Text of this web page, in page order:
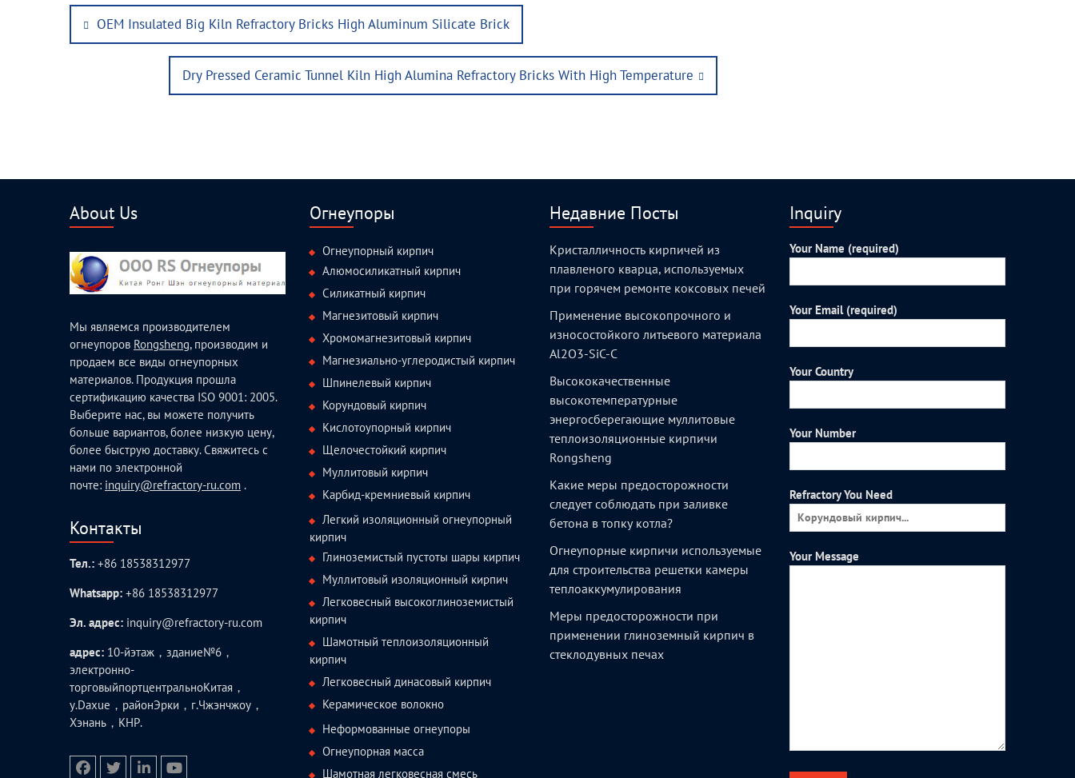
Post
navigation
Previous
post:
OEM Insulated Big Kiln Refractory Bricks High Aluminum Silicate Brick
Next
post:
Dry Pressed Ceramic Tunnel Kiln High Alumina Refractory Bricks With High Temperature
About Us
Мы являемся производителем
огнеупоров Rongsheng, производим и
продаем все виды огнеупорных
материалов. Продукция прошла
сертификацию качества ISO 9001: 2005.
Выберите нас, вы можете получить
больше вариантов, более низкую цену,
более быструю доставку. Свяжитесь с
нами по электронной
почте: inquiry@refractory-ru.com .
Контакты
Тел.: +86 18538312977
Whatsapp: +86 18538312977
Эл. адрес: inquiry@refractory-ru.com
адрес: 10-йэтаж，здание№6，
электронно-
торговыйпортцентральноКитая，
у.Daxue，районЭрки，г.Чжэнчжоу，
Хэнань，КНР.
Огнеупоры
Огнеупорный кирпич
Алюмосиликатный кирпич
Силикатный кирпич
Магнезитовый кирпич
Хромомагнезитовый кирпич
Магнезиально-углеродистый кирпич
Шпинелевый кирпич
Корундовый кирпич
Кислотоупорный кирпич
Щелочестойкий кирпич
Муллитовый кирпич
Карбид-кремниевый кирпич
Легкий изоляционный огнеупорный
кирпич
Глиноземистый пустоты шары кирпич
Муллитовый изоляционный кирпич
Легковесный высокоглиноземистый
кирпич
Шамотный теплоизоляционный
кирпич
Легковесный динасовый кирпич
Керамическое волокно
Неформованные огнеупоры
Огнеупорная масса
Шамотная легковесная смесь
Недавние Посты
Кристалличность кирпичей из
плавленого кварца, используемых
при горячем ремонте коксовых печей
Применение высокопрочного и
износостойкого литьевого материала
Al2O3-SiC-C
Высококачественные
высокотемпературные
энергосберегающие муллитовые
теплоизоляционные кирпичи
Rongsheng
Какие меры предосторожности
следует соблюдать при заливке
бетона в топку котла?
Огнеупорные кирпичи используемые
для строительства решетки камеры
теплоаккумулирования
Меры предосторожности при
применении глиноземный кирпич в
стеклодувных печах
Inquiry
Your Name (required)
Your Email (required)
Your Country
Your Number
Refractory You Need
Your Message